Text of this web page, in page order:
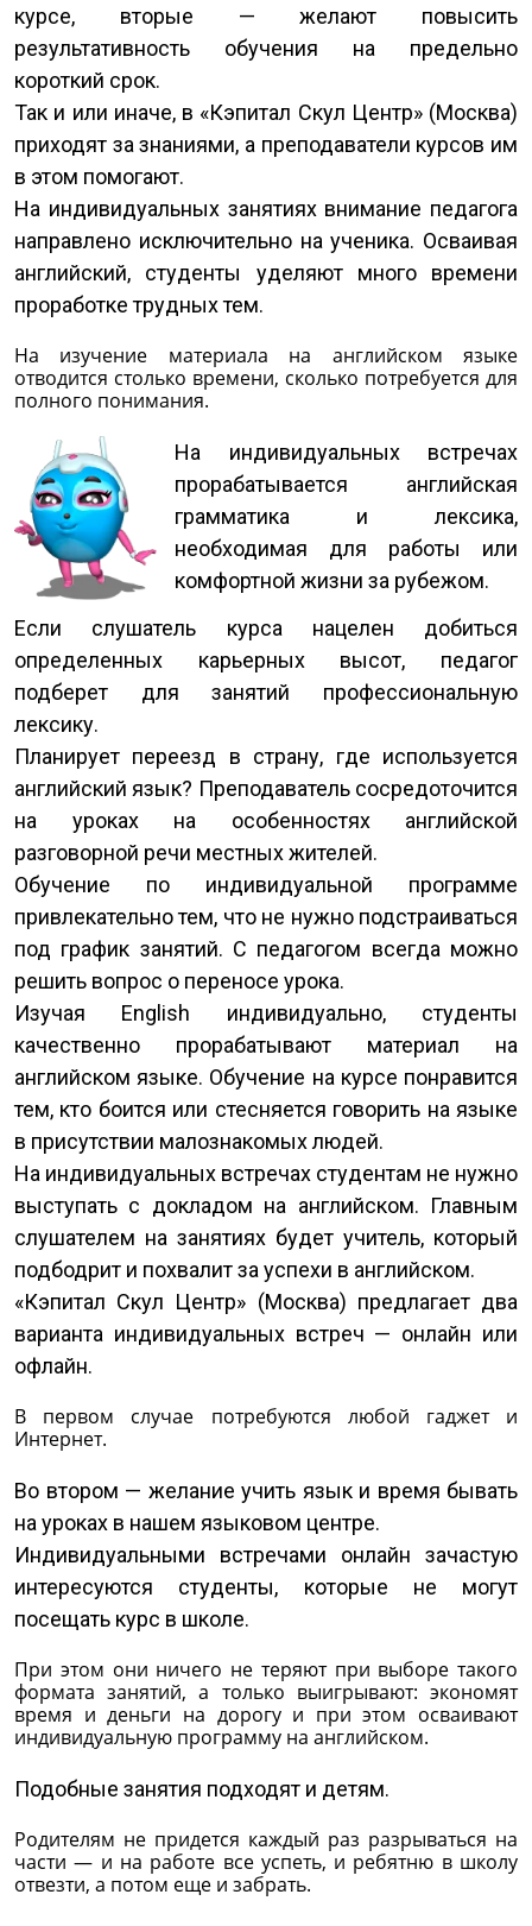
курсе, вторые — желают повысить
результативность обучения на предельно
короткий срок.
Так и или иначе, в «Кэпитал Скул Центр» (Москва)
приходят за знаниями, а преподаватели курсов им
в этом помогают.
На индивидуальных занятиях внимание педагога
направлено исключительно на ученика. Осваивая
английский, студенты уделяют много времени
проработке трудных тем.
На изучение материала на английском языке
отводится столько времени, сколько потребуется для
полного понимания.
На индивидуальных встречах
прорабатывается английская
грамматика и лексика,
необходимая для работы или
комфортной жизни за рубежом.
Если слушатель курса нацелен добиться
определенных карьерных высот, педагог
подберет для занятий профессиональную
лексику.
Планирует переезд в страну, где используется
английский язык? Преподаватель сосредоточится
на уроках на особенностях английской
разговорной речи местных жителей.
Обучение по индивидуальной программе
привлекательно тем, что не нужно подстраиваться
под график занятий. С педагогом всегда можно
решить вопрос о переносе урока.
Изучая English индивидуально, студенты
качественно прорабатывают материал на
английском языке. Обучение на курсе понравится
тем, кто боится или стесняется говорить на языке
в присутствии малознакомых людей.
На индивидуальных встречах студентам не нужно
выступать с докладом на английском. Главным
слушателем на занятиях будет учитель, который
подбодрит и похвалит за успехи в английском.
«Кэпитал Скул Центр» (Москва) предлагает два
варианта индивидуальных встреч — онлайн или
офлайн.
В первом случае потребуются любой гаджет и
Интернет.
Во втором — желание учить язык и время бывать
на уроках в нашем языковом центре.
Индивидуальными встречами онлайн зачастую
интересуются студенты, которые не могут
посещать курс в школе.
При этом они ничего не теряют при выборе такого
формата занятий, а только выигрывают: экономят
время и деньги на дорогу и при этом осваивают
индивидуальную программу на английском.
Подобные занятия подходят и детям.
Родителям не придется каждый раз разрываться на
части — и на работе все успеть, и ребятню в школу
отвезти, а потом еще и забрать.